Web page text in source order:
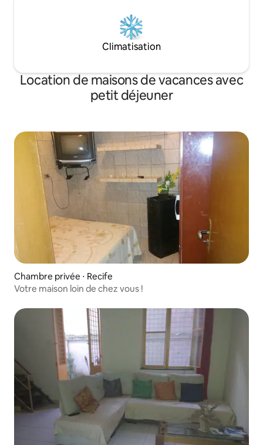
Climatisation
Location de maisons de vacances avec
petit déjeuner
Chambre privée ⋅ Recife
Votre maison loin de chez vous !